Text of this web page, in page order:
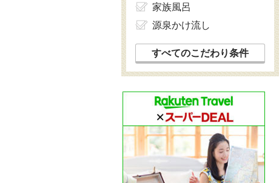
家族風呂
源泉かけ流し
すべてのこだわり条件